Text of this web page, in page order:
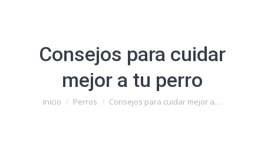
Consejos para cuidar
mejor a tu perro
Estás aquí:
Inicio Perros Consejos para cuidar mejor a…